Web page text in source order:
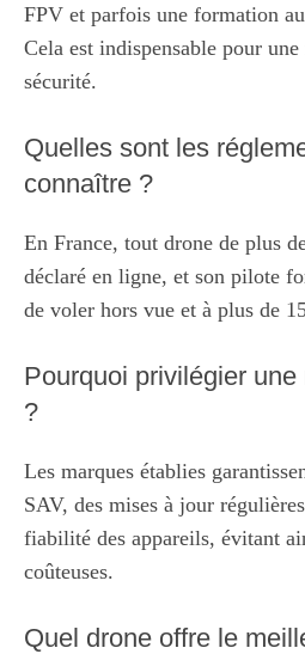
FPV et parfois une formation
Cela est indispensable pour
sécurité.
Quelles sont les
connaître ?
En France, tout drone de plus
déclaré en ligne, et son pilote
de voler hors vue et à plus de
Pourquoi privilégier
?
Les marques établies
SAV, des mises à jour
fiabilité des appareils, évitant
coûteuses.
Quel drone offre le